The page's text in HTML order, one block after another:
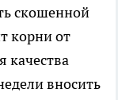
скошенной
корни от
качества
вносить